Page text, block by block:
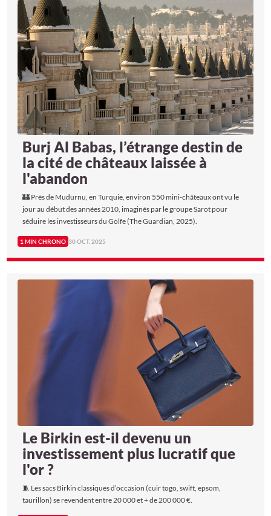
Burj Al Babas, l’étrange destin de
la cité de châteaux laissée à
l'abandon
🏰 Près de Mudurnu, en Turquie, environ 550 mini-châteaux ont vu le
jour au début des années 2010, imaginés par le groupe Sarot pour
séduire les investisseurs du Golfe (The Guardian, 2025).
1 MIN CHRONO 30 OCT. 2025
Le Birkin est-il devenu un
investissement plus lucratif que
l'or ?
🧵 Les sacs Birkin classiques d’occasion (cuir togo, swift, epsom,
taurillon) se revendent entre 20 000 et + de 200 000 €.